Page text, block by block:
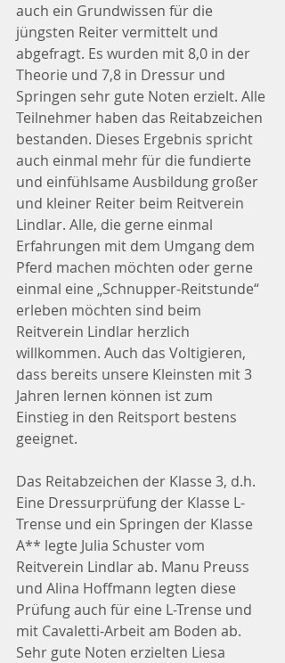
auch ein Grundwissen für die
jüngsten Reiter vermittelt und
abgefragt. Es wurden mit 8,0 in der
Theorie und 7,8 in Dressur und
Springen sehr gute Noten erzielt. Alle
Teilnehmer haben das Reitabzeichen
bestanden. Dieses Ergebnis spricht
auch einmal mehr für die fundierte
und einfühlsame Ausbildung großer
und kleiner Reiter beim Reitverein
Lindlar. Alle, die gerne einmal
Erfahrungen mit dem Umgang dem
Pferd machen möchten oder gerne
einmal eine „Schnupper-Reitstunde“
erleben möchten sind beim
Reitverein Lindlar herzlich
willkommen. Auch das Voltigieren,
dass bereits unsere Kleinsten mit 3
Jahren lernen können ist zum
Einstieg in den Reitsport bestens
geeignet.
Das Reitabzeichen der Klasse 3, d.h.
Eine Dressurprüfung der Klasse L-
Trense und ein Springen der Klasse
A** legte Julia Schuster vom
Reitverein Lindlar ab. Manu Preuss
und Alina Hoffmann legten diese
Prüfung auch für eine L-Trense und
mit Cavaletti-Arbeit am Boden ab.
Sehr gute Noten erzielten Liesa